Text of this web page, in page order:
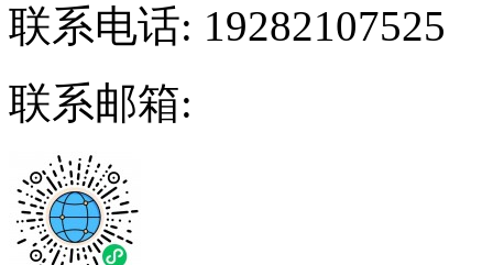
联系电话: 19282107525
联系邮箱: